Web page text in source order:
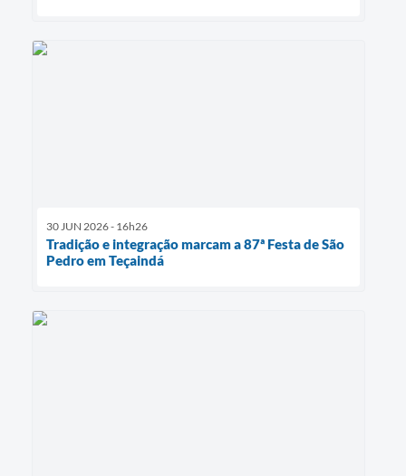
30 JUN 2026 - 16h26
Tradição e integração marcam a 87ª Festa de São
Pedro em Teçaindá